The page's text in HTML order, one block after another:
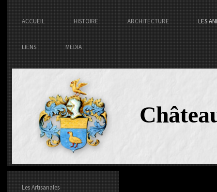
ACCUEIL HISTOIRE ARCHITECTURE LES
LIENS MEDIA
Les Artisanales